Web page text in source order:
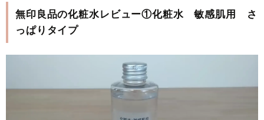
無印良品の化粧水レビュー①化粧水 敏感肌用 さ
っぱりタイプ